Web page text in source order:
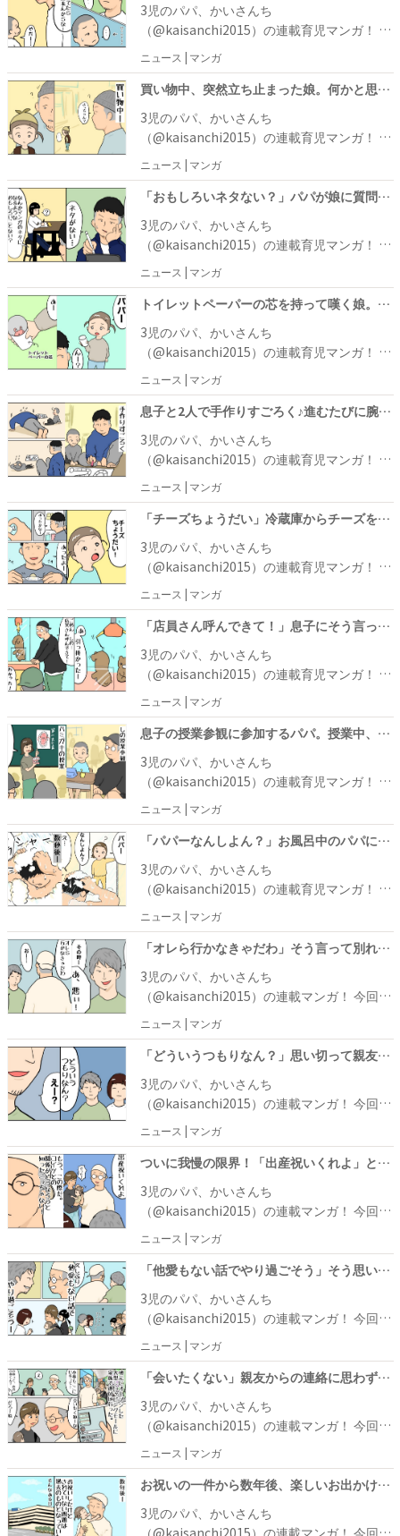
3児のパパ、かいさんち
（@kaisanchi2015）の連載育児マンガ！ 今
回は、しの君とかいさんちのお話です。クリ
スマスが近づいて来たある日のこと、真剣な
表情でしの君を叱るかいさんち。「そんなこ
としてたらサンタさん来んからな！」そう強
く言っていたのですが……？
ニュース | マンガ
買い物中、突然立ち止まった娘。何かと思い、視線の先をパパが追ってみると…！？
3児のパパ、かいさんち
（@kaisanchi2015）の連載育児マンガ！ 今
回は、次女よっちゃんのお話です。かいさん
ちとよっちゃんはお買い物に来ていました。
すると、途中で急に立ち止まったよっちゃ
ん。不思議に思ったかいさんちは、よっちゃ
んが見ている方向に目線を移すと……？
ニュース | マンガ
「おもしろいネタない？」パパが娘に質問！すると、斬新な回答が返ってきて…！？
3児のパパ、かいさんち
（@kaisanchi2015）の連載育児マンガ！ 今
回は、長女のお姉ちゃんとのエピソードにな
ります。マンガのネタに困っていたかいさん
ちは、お姉ちゃんに何かネタになるようなお
もしろい話はないかと質問しました。お姉ち
ゃんは一瞬「ん－」と考えるのですが、次の
瞬間口を開いて……！？
ニュース | マンガ
トイレットペーパーの芯を持って嘆く娘。パパが解決策を伝えると、まさかの行動に出て！？
3児のパパ、かいさんち
（@kaisanchi2015）の連載育児マンガ！ 今
回は、次女よっちゃんのお話です。「パパ
ー」と言いながら困った表情でトイレットペ
ーパーの芯を手渡してきたよっちゃん。よく
見ると、人形がトイレットペーパーの芯の内
側に詰まって出てこなくなってしまっていま
した。すると、かいさんちはよっちゃんにあ
るアドバイスをするのですが……？
ニュース | マンガ
息子と2人で手作りすごろく♪進むたびに腕立て伏せに腹筋地獄。男2人で全力投球！
3児のパパ、かいさんち
（@kaisanchi2015）の連載育児マンガ！ 今
回は、長男しの君と2人で手作りすごろくで
遊んだときのお話です。早速すごろく遊びを
始めると、腕立て10回というマスに行き着い
てしまったかいさんちは、仕方なく腕立てを
10回おこないます。そして、次はしの君の番
になるのですが……？
ニュース | マンガ
「チーズちょうだい」冷蔵庫からチーズを取り出すと、なぜか娘がある物を持っていて…？
3児のパパ、かいさんち
（@kaisanchi2015）の連載育児マンガ！ 今
回は、次女よっちゃんがチーズをおねだりし
たときのお話です。「チーズちょうだい」と
言う娘の言葉を聞いて、冷蔵庫からチーズを
1つ取り出したかいさんち。包装紙を開ける
と、そのまま渡そうとするのですが……！？
ニュース | マンガ
「店員さん呼んできて！」息子にそう言ってから数分後、まさかの展開になって…！？
3児のパパ、かいさんち
（@kaisanchi2015）の連載育児マンガ！ 今
回は、かいさんちが長男しの君とゲームセン
ターに行ったときのお話です。クレーンゲー
ムで遊んでいると、景品のぬいぐるみが機械
に引っかかってしまいました。「店員さん呼
んできて」と息子に話しかけるかいさんち。
しの君は「分かった！」と言うと、店員さん
を呼びに行ったのですが……？
ニュース | マンガ
息子の授業参観に参加するパパ。授業中、息子の自由な発想を目の当たりして…！？
3児のパパ、かいさんち
（@kaisanchi2015）の連載育児マンガ！ 今
回は、かいさんちが長男しの君の授業参観に
参加したときのお話です。歯磨きの授業を受
けるしの君。授業中、奥歯の説明を聞いたし
の君は、ある言葉に反応して……！？
ニュース | マンガ
「パパーなんしよん？」お風呂中のパパに質問する娘。パパが答えると、数秒後にまたやってきて…！？
3児のパパ、かいさんち
（@kaisanchi2015）の連載育児マンガ！ 今
回は、次女のよっちゃんとかいさんちのお話
です。かいさんちがお風呂に入っていると、
扉を開けて「なんしよん？」と聞いてきたよ
っちゃん。すると、その数秒後、よっちゃん
が再びやってくるのですが……？
ニュース | マンガ
「オレら行かなきゃだわ」そう言って別れた後、心に決意したことは… #お金じゃないけどお金なんじゃない？ 最終話
3児のパパ、かいさんち
（@kaisanchi2015）の連載マンガ！ 今回
は、かいさんちの体験談です。まだ独身のこ
ろ、高校時代の親友から出産報告を受けたか
いさんちは、親友という特別な関係というこ
ともあり、奮発して6万円のお祝い金を渡し
てお祝いをしました。それから時は流れ、い
つしかかいさんちも結婚して家族を持つよう
に……。 その後、出産や住宅の購入など節目
を迎え、たくさんの人たちからお祝いをいた
だいたのですが、親友からお祝いをしてもら
うことはなく、ずっとモヤモヤしたまま月日
が流れていきました。
ニュース | マンガ
「どういうつもりなん？」思い切って親友にお祝いの件を切り出すと…！？ #お金じゃないけどお金なんじゃない？ 14
3児のパパ、かいさんち
（@kaisanchi2015）の連載マンガ！ 今回
は、かいさんちの体験談です。まだ独身のこ
ろ、高校時代の親友から出産報告を受けたか
いさんちは、親友という特別な関係というこ
ともあり、奮発して6万円のお祝い金を渡し
てお祝いをしました。それから時は流れ、い
つしかかいさんちも結婚して家族を持つよう
に……。 その後、出産や住宅の購入など節目
を迎え、たくさんの人たちからお祝いをいた
だいたのですが、親友からお祝いをしてもら
うことはなく、ずっとモヤモヤしたまま月日
が流れていきました。
ニュース | マンガ
ついに我慢の限界！「出産祝いくれよ」という言葉が飛び出して… #お金じゃないけどお金なんじゃない？ 13
3児のパパ、かいさんち
（@kaisanchi2015）の連載マンガ！ 今回
は、かいさんちの体験談です。まだ独身のこ
ろ、高校時代の親友から出産報告を受けたか
いさんちは、親友という特別な関係というこ
ともあり、奮発して6万円のお祝い金を渡し
てお祝いをしました。それから時は流れ、い
つしかかいさんちも結婚して家族を持つよう
に……。 その後、出産や住宅の購入など節目
を迎え、たくさんの人たちからお祝いをいた
だいたのですが、親友からお祝いをしてもら
うことはなく、ずっとモヤモヤしたまま月日
が流れていきました。
ニュース | マンガ
「他愛もない話でやり過ごそう」そう思い、我慢していた次の瞬間…！？ #お金じゃないけどお金なんじゃない？ 12
3児のパパ、かいさんち
（@kaisanchi2015）の連載マンガ！ 今回
は、かいさんちの体験談です。まだ独身のこ
ろ、高校時代の親友から出産報告を受けたか
いさんちは、親友という特別な関係というこ
ともあり、奮発して6万円のお祝い金を渡し
てお祝いをしました。それから時は流れ、い
つしかかいさんちも結婚して家族を持つよう
に……。 その後、出産や住宅の購入など節目
を迎え、たくさんの人たちからお祝いをいた
だいたのですが、親友からお祝いをしてもら
うことはありませんでした。そのことに気付
ニュース | マンガ
「会いたくない」親友からの連絡に思わず拒否反応が出てしまい…？ #お金じゃないけどお金なんじゃない？ 11
3児のパパ、かいさんち
（@kaisanchi2015）の連載マンガ！ 今回
は、かいさんちの体験談です。まだ独身のこ
ろ、高校時代の親友から出産報告を受けたか
いさんちは、親友という特別な関係というこ
ともあり、奮発して6万円のお祝い金を渡し
てお祝いをしました。それから時は流れ、い
ニュース | マンガ
お祝いの一件から数年後、楽しいお出かけでまさかの事態に！？ #お金じゃないけどお金なんじゃない？ 10
3児のパパ、かいさんち